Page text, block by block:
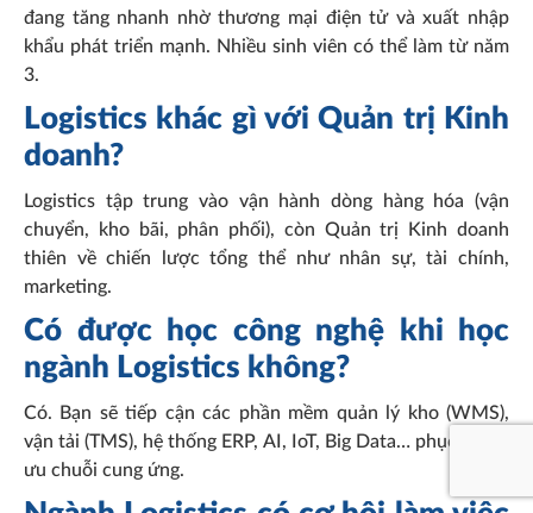
đang tăng nhanh nhờ thương mại điện tử và xuất nhập
khẩu phát triển mạnh. Nhiều sinh viên có thể làm từ năm
3.
Logistics khác gì với Quản trị Kinh
doanh?
Logistics tập trung vào vận hành dòng hàng hóa (vận
chuyển, kho bãi, phân phối), còn Quản trị Kinh doanh
thiên về chiến lược tổng thể như nhân sự, tài chính,
marketing.
Có được học công nghệ khi học
ngành Logistics không?
Có. Bạn sẽ tiếp cận các phần mềm quản lý kho (WMS),
vận tải (TMS), hệ thống ERP, AI, IoT, Big Data… phục vụ tối
ưu chuỗi cung ứng.